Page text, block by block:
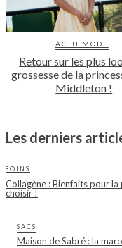
ACTU MODE
Retour sur les plus
grossesse de la
Middleton !
Les derniers
SOINS
Collagène : Bienfaits pour
choisir !
SACS
Maison de Sabré : la